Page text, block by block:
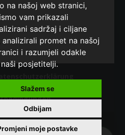
na našoj web stranici,
vam prikazali
sadržaj i ciljane
analizirali promet na našoj
i razumjeli odakle
posjetitelji.
Slažem se
Odbijam
moje postavke
besetzt
karte, anđeoske poruke
0900/830-3330
€/min
/ Pin 05
Betreiber ist frei
anđeoski i ljubavni
Sms Tarot
@ Maratela mreže d.o.o.